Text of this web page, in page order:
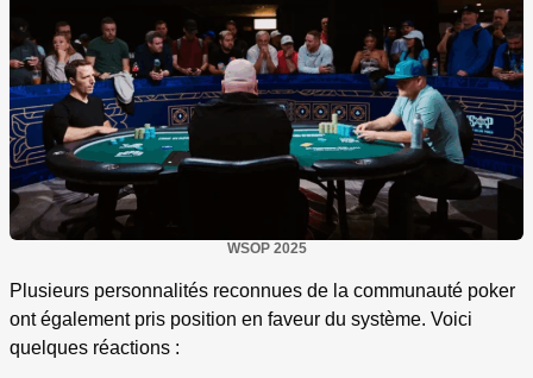
WSOP 2025
Plusieurs personnalités reconnues de la communauté poker
ont également pris position en faveur du système. Voici
quelques réactions :